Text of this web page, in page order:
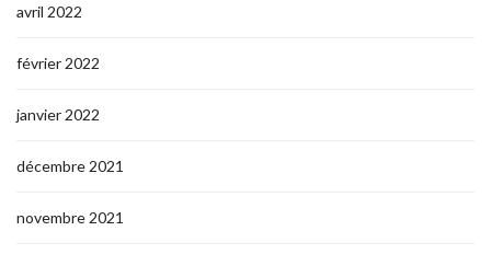
avril 2022
février 2022
janvier 2022
décembre 2021
novembre 2021